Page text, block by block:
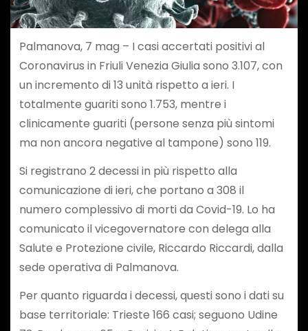
Palmanova, 7 mag – I casi accertati positivi al
Coronavirus in Friuli Venezia Giulia sono 3.107, con
un incremento di 13 unità rispetto a ieri. I
totalmente guariti sono 1.753, mentre i
clinicamente guariti (persone senza più sintomi
ma non ancora negative al tampone) sono 119.
Si registrano 2 decessi in più rispetto alla
comunicazione di ieri, che portano a 308 il
numero complessivo di morti da Covid-19. Lo ha
comunicato il vicegovernatore con delega alla
Salute e Protezione civile, Riccardo Riccardi, dalla
sede operativa di Palmanova.
Per quanto riguarda i decessi, questi sono i dati su
base territoriale: Trieste 166 casi; seguono Udine